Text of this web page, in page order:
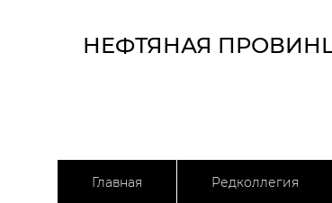
НЕФТЯНАЯ
Главная Редколлегия